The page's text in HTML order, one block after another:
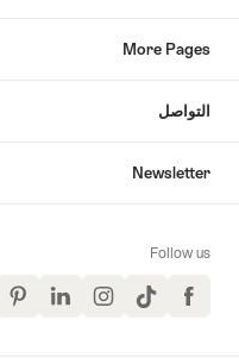
More Pages
التواصل
Newsletter
Follow us
Facebook
TikTok
Instagram
LinkedIn
Pinterest